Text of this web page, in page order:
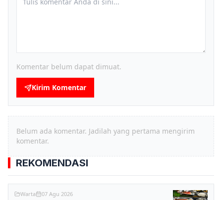
Komentar belum dapat dimuat.
Kirim Komentar
Belum ada komentar. Jadilah yang pertama mengirim
komentar.
REKOMENDASI
Warta 07 Agu 2026